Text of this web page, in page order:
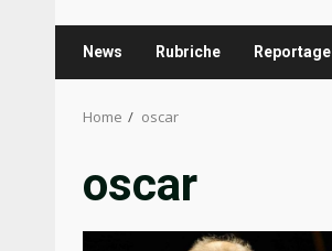
News Rubriche Reportage
Home oscar
oscar